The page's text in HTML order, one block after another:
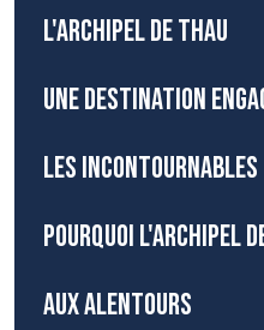
L'ARCHIPEL DE THAU
UNE DESTINATION
LES
POURQUOI L'ARCHIPEL
AUX ALENTOURS
Sète ?